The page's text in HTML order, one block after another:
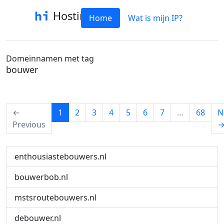
HostinfoHome Wat is mijn IP?
Domeinnamen met tag
bouwer
←
Previous
1 (current)
2 3 4 5 6 7 … 68
enthousiastebouwers.nl
bouwerbob.nl
mstsroutebouwers.nl
debouwer.nl